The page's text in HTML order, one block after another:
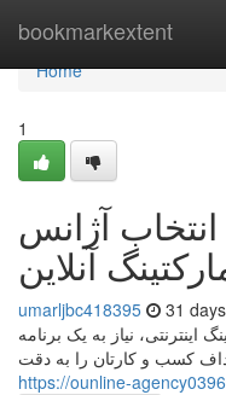
bookmarkextent
Home
Home
1
آژانس
آنلاین
umarljbc418395 31
اینترنتی، نیاز به یک برنامه
کسب و کارتان را به دقت
https://ounline-